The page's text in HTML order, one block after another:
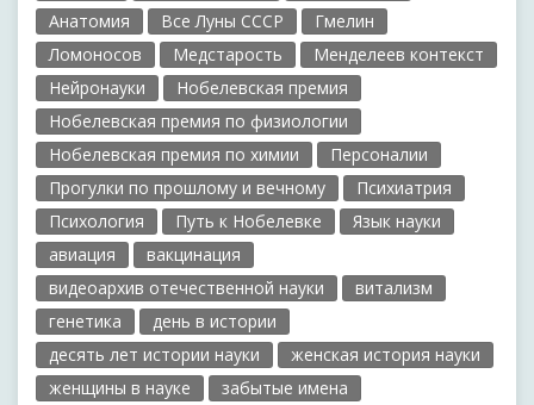
Анатомия
Все Луны СССР
Гмелин
Ломоносов
Медстарость
Менделеев контекст
Нейронауки
Нобелевская премия
Нобелевская премия по физиологии
Нобелевская премия по химии
Персоналии
Прогулки по прошлому и вечному
Психиатрия
Психология
Путь к Нобелевке
Язык науки
авиация
вакцинация
видеоархив отечественной науки
витализм
генетика
день в истории
десять лет истории науки
женская история науки
женщины в науке
забытые имена